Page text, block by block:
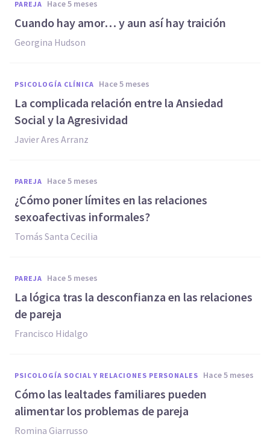
PAREJA hace 5 meses
Cuando hay amor… y aun así hay traición
Georgina Hudson
PSICOLOGÍA CLÍNICA hace 5 meses
La complicada relación entre la Ansiedad
Social y la Agresividad
Javier Ares Arranz
PAREJA hace 5 meses
¿Cómo poner límites en las relaciones
sexoafectivas informales?
Tomás Santa Cecilia
PAREJA hace 5 meses
La lógica tras la desconfianza en las relaciones
de pareja
Francisco Hidalgo
PSICOLOGÍA SOCIAL Y RELACIONES PERSONALES hace 5 meses
Cómo las lealtades familiares pueden
alimentar los problemas de pareja
Romina Giarrusso